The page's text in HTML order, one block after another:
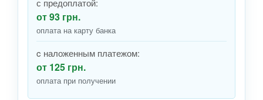
с предоплатой:
от 93 грн.
оплата на карту банка
c наложенным платежом:
от 125 грн.
оплата при получении